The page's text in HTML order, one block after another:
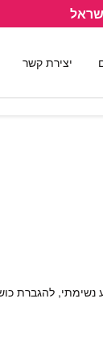
יצירת קשר